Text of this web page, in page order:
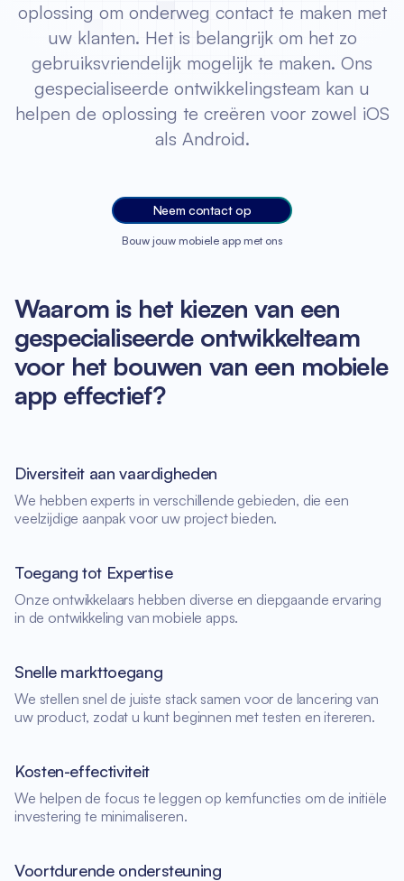
oplossing om onderweg contact te maken met
uw klanten. Het is belangrijk om het zo
gebruiksvriendelijk mogelijk te maken. Ons
gespecialiseerde ontwikkelingsteam kan u
helpen de oplossing te creëren voor zowel iOS
als Android.
Neem contact op
Bouw jouw mobiele app met ons
Waarom is het kiezen van een
gespecialiseerde ontwikkelteam
voor het bouwen van een mobiele
app effectief?
Diversiteit aan vaardigheden
We hebben experts in verschillende gebieden, die een
veelzijdige aanpak voor uw project bieden.
Toegang tot Expertise
Onze ontwikkelaars hebben diverse en diepgaande ervaring
in de ontwikkeling van mobiele apps.
Snelle markttoegang
We stellen snel de juiste stack samen voor de lancering van
uw product, zodat u kunt beginnen met testen en itereren.
Kosten-effectiviteit
We helpen de focus te leggen op kernfuncties om de initiële
investering te minimaliseren.
Voortdurende ondersteuning